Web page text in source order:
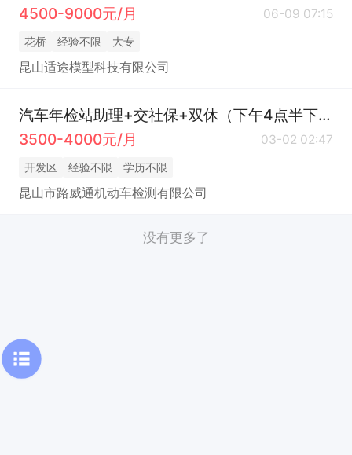
4500-9000元/月
06-09 07:15
花桥 经验不限 大专
昆山适途模型科技有限公司
汽车年检站助理+交社保+双休（下午4点半下班）
3500-4000元/月
03-02 02:47
开发区 经验不限 学历不限
昆山市路威通机动车检测有限公司
没有更多了